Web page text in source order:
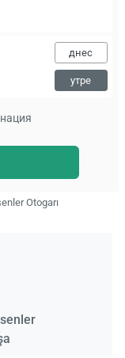
днес
утре
Otogarı